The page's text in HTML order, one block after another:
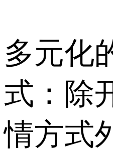
多元化
式：除
情方式